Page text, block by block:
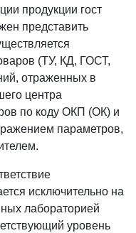
продукции гост
представить
(ТУ, КД, ГОСТ,
отраженных в
центра
по коду ОКП (ОК) и
параметров,
исключительно на
лабораторией
уровень